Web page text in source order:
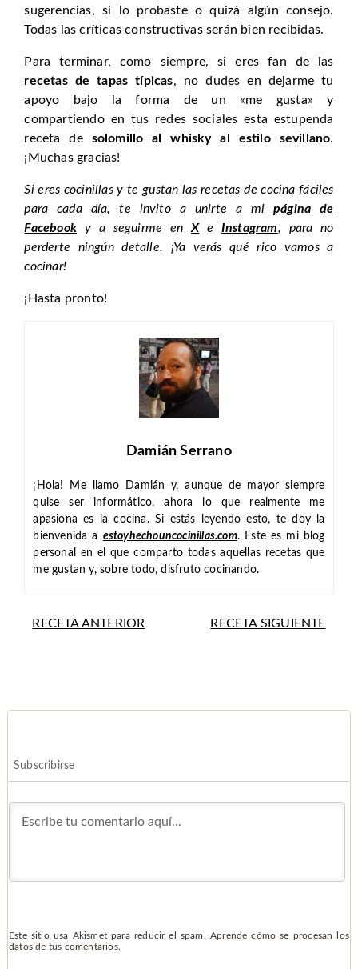
sugerencias, si lo probaste o quizá algún consejo.
Todas las críticas constructivas serán bien recibidas.
Para terminar, como siempre, si eres fan de las
recetas de tapas típicas, no dudes en dejarme tu
apoyo bajo la forma de un «me gusta» y
compartiendo en tus redes sociales esta estupenda
receta de solomillo al whisky al estilo sevillano.
¡Muchas gracias!
Si eres cocinillas y te gustan las recetas de cocina fáciles
para cada día, te invito a unirte a mipágina de
Facebook y a seguirme enXe Instagram, para no
perderte ningún detalle. ¡Ya verás qué rico vamos a
cocinar!
¡Hasta pronto!
Damián Serrano
¡Hola! Me llamo Damián y, aunque de mayor siempre
quise ser informático, ahora lo que realmente me
apasiona es la cocina. Si estás leyendo esto, te doy la
bienvenida a estoyhechouncocinillas.com. Este es mi blog
personal en el que comparto todas aquellas recetas que
me gustan y, sobre todo, disfruto cocinando.
RECETA ANTERIOR RECETA SIGUIENTE
Subscribirse
Este sitio usa Akismet para reducir el spam. Aprende cómo se procesan los
datos de tus comentarios.